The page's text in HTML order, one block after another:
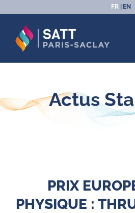
au
contenu
FR EN
Actus
PRIX
PHYSIQUE :